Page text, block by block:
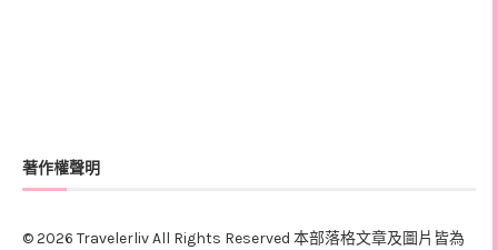
著作權聲明
© 2026 Travelerliv All Rights Reserved 本部落格文章及圖片皆為